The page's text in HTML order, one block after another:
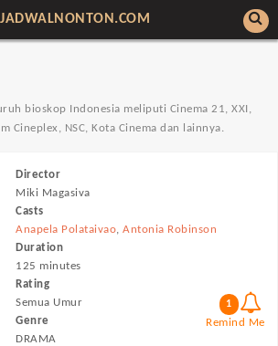
JADWALNONTON.COM
bioskop Indonesia meliputi Cinema 21, XXI,
Cineplex, NSC, Kota Cinema dan lainnya.
Director
Miki Magasiva
Casts
Anapela Polataivao,Antonia Robinson
Duration
125 minutes
Rating
Semua Umur
Genre
DRAMA
1
Remind Me